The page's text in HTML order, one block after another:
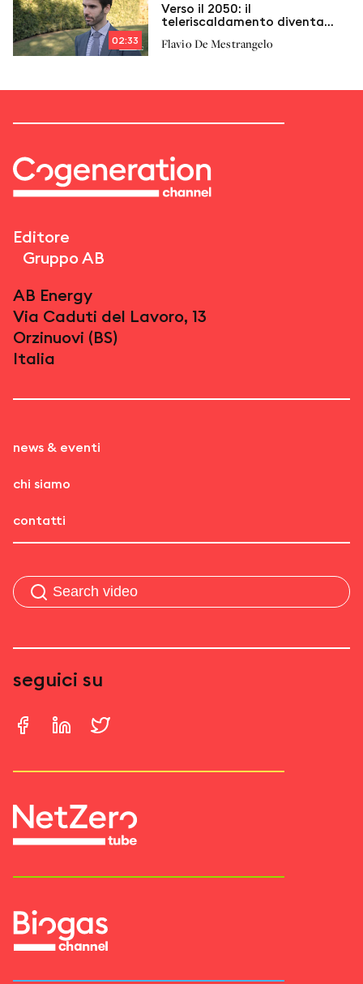
02:33
Verso il 2050: il
teleriscaldamento diventa
Flavio De Mestrangelo
Editore
Gruppo AB
AB Energy
Via Caduti del Lavoro, 13
Orzinuovi (BS)
Italia
news & eventi
chi siamo
contatti
seguici su